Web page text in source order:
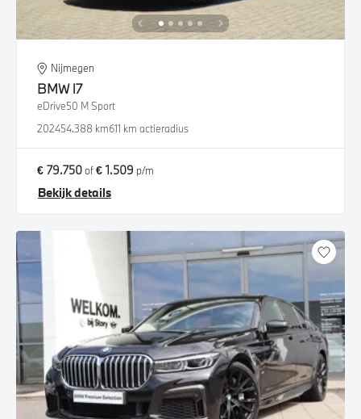
Nijmegen
BMW i7
eDrive50 M Sport
202454.388 km611 km actieradius
€ 79.750of€ 1.509 p/m
Bekijk details